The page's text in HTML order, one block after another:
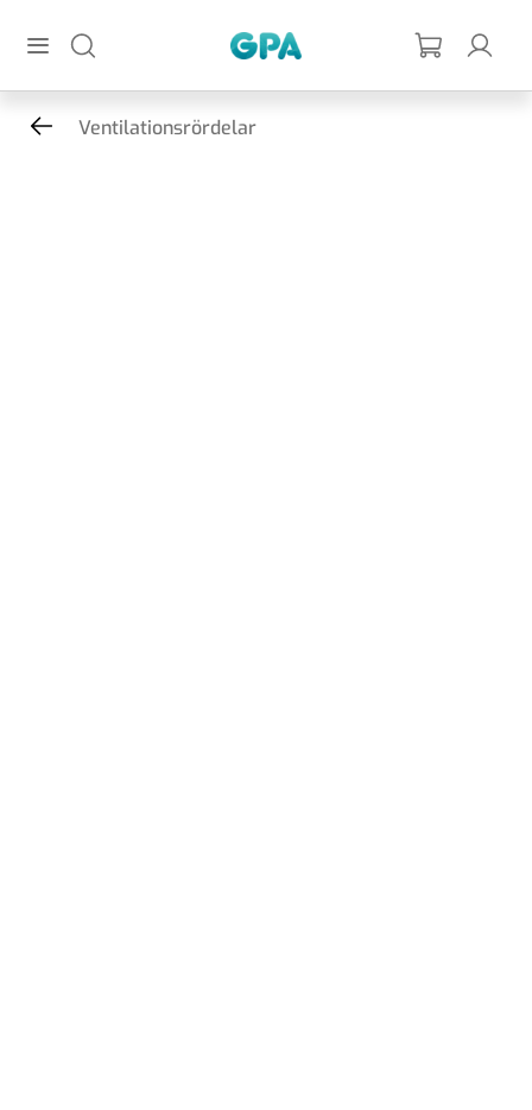
Ventilationsrördelar